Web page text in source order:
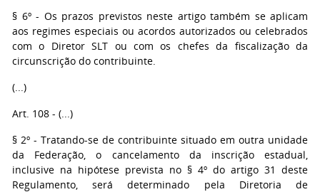
§ 6º - Os prazos previstos neste artigo também se aplicam
aos regimes especiais ou acordos autorizados ou celebrados
com o Diretor SLT ou com os chefes da fiscalização da
circunscrição do contribuinte.
(...)
Art. 108 - (...)
§ 2º - Tratando-se de contribuinte situado em outra unidade
da Federação, o cancelamento da inscrição estadual,
inclusive na hipótese prevista no § 4º do artigo 31 deste
Regulamento, será determinado pela Diretoria de